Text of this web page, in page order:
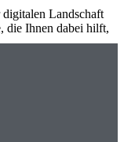
Landschaft
die Ihnen dabei hilft,